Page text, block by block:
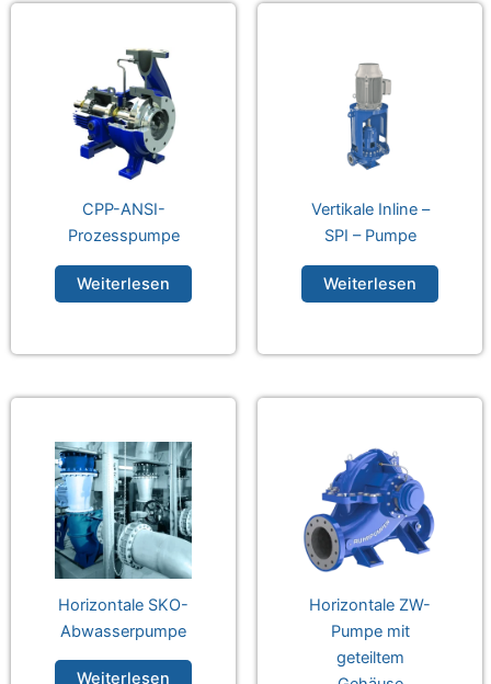
CPP-ANSI-
Prozesspumpe
Weiterlesen
Vertikale Inline –
SPI – Pumpe
Weiterlesen
Horizontale SKO-
Abwasserpumpe
Weiterlesen
Horizontale ZW-
Pumpe mit
geteiltem